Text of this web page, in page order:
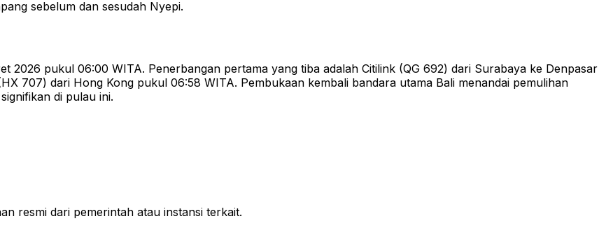
sebelum dan sesudah Nyepi.
2026 pukul 06:00 WITA. Penerbangan pertama yang tiba adalah Citilink (QG 692) dari Surabaya ke Denpasar
707) dari Hong Kong pukul 06:58 WITA. Pembukaan kembali bandara utama Bali menandai pemulihan
di pulau ini.
resmi dari pemerintah atau instansi terkait.